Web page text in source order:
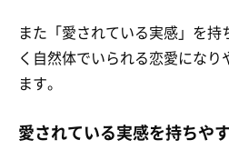
また「愛されている実感」を
く自然体でいられる恋愛になり
ます。
愛されている実感を持ちや